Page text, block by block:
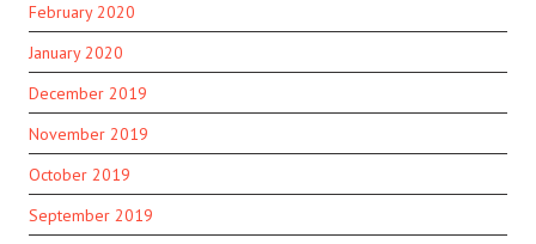
February 2020
January 2020
December 2019
November 2019
October 2019
September 2019